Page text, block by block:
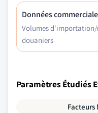
Données
Volumes d'importation/
douaniers
Paramètres Étudiés
Facteurs